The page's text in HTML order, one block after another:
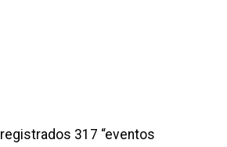
317 “eventos